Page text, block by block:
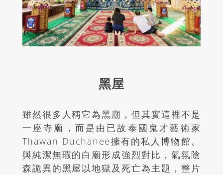
黑屋
雖然很多人稱它為黑廟，但其實這裡不是
一座寺廟，而是由已故泰國鬼才藝術家
Thawan Duchanee擁有的私人博物館。
與純潔無瑕的白廟形成強烈對比，氣氛陰
森詭異的黑屋以地獄及死亡為主題，整片